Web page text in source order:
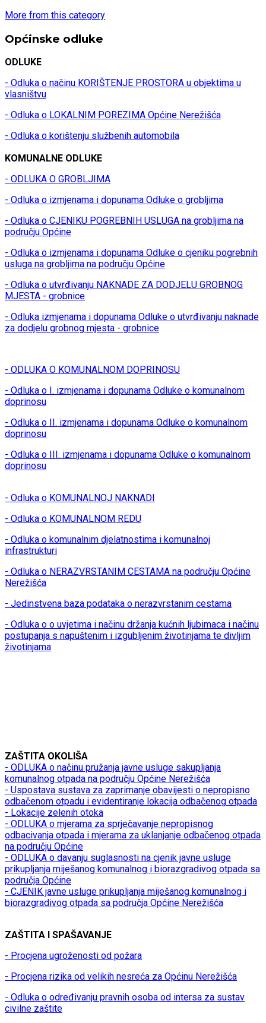
More from this category
Općinske odluke
ODLUKE
- Odluka o načinu KORIŠTENJE PROSTORA u objektima u
vlasništvu
- Odluka o LOKALNIM POREZIMA Općine Nerežišća
- Odluka o korištenju službenih automobila
KOMUNALNE ODLUKE
- ODLUKA O GROBLJIMA
- Odluka o izmjenama i dopunama Odluke o grobljima
- Odluka o CJENIKU POGREBNIH USLUGA na grobljima na
području Općine
- Odluka o izmjenama i dopunama Odluke o cjeniku pogrebnih
usluga na grobljima na području Općine
- Odluka o utvrđivanju NAKNADE ZA DODJELU GROBNOG
MJESTA - grobnice
- Odluka izmjenama i dopunama Odluke o utvrđivanju naknade
za dodjelu grobnog mjesta - grobnice
- ODLUKA O KOMUNALNOM DOPRINOSU
- Odluka o I. izmjenama i dopunama Odluke o komunalnom
doprinosu
- Odluka o II. izmjenama i dopunama Odluke o komunalnom
doprinosu
- Odluka o III. izmjenama i dopunama Odluke o komunalnom
doprinosu
- Odluka o KOMUNALNOJ NAKNADI
- Odluka o KOMUNALNOM REDU
- Odluka o komunalnim djelatnostima i komunalnoj
infrastrukturi
- Odluka o NERAZVRSTANIM CESTAMA na području Općine
Nerežišća
- Jedinstvena baza podataka o nerazvrstanim cestama
- Odluka o o uvjetima i načinu držanja kućnih ljubimaca i načinu
postupanja s napuštenim i izgubljenim životinjama te divljim
životinjama
ZAŠTITA OKOLIŠA
- ODLUKA o načinu pružanja javne usluge sakupljanja
komunalnog otpada na području Općine Nerežišća
- Uspostava sustava za zaprimanje obavijesti o nepropisno
odbačenom otpadu i evidentiranje lokacija odbačenog otpada
- Lokacije zelenih otoka
- ODLUKA o mjerama za sprječavanje nepropisnog
odbacivanja otpada i mjerama za uklanjanje odbačenog otpada
na području Općine
- ODLUKA o davanju suglasnosti na cjenik javne usluge
prikupljanja miješanog komunalnog i biorazgradivog otpada sa
područja Općine
- CJENIK javne usluge prikupljanja miješanog komunalnog i
biorazgradivog otpada sa područja Općine Nerežišća
ZAŠTITA I SPAŠAVANJE
- Procjena ugroženosti od požara
- Procjena rizika od velikih nesreća za Općinu Nerežišća
- Odluka o određivanju pravnih osoba od intersa za sustav
civilne zaštite